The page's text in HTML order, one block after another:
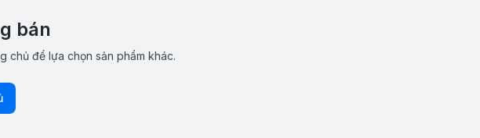
bán
chủ để lựa chọn sản phẩm khác.